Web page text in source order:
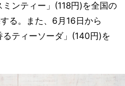
ンティー」(118円)を全国の
る。また、6月16日から
るティーソーダ」(140円)を